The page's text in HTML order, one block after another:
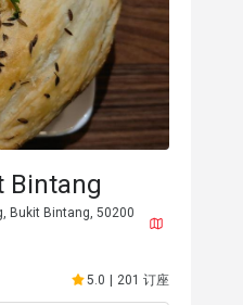
Bintang
Bukit Bintang, 50200
5.0 | 201 订座